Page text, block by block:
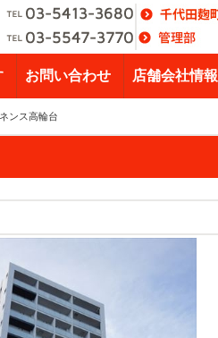
お問い合わせ 店舗会社情報
ンス高輪台